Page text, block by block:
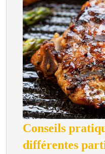
Conseils
différentes